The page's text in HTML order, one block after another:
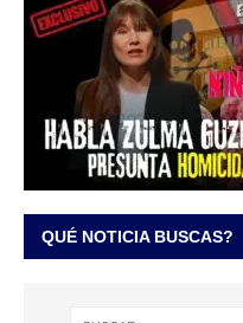
QUÉ NOTICIA BUSCAS?